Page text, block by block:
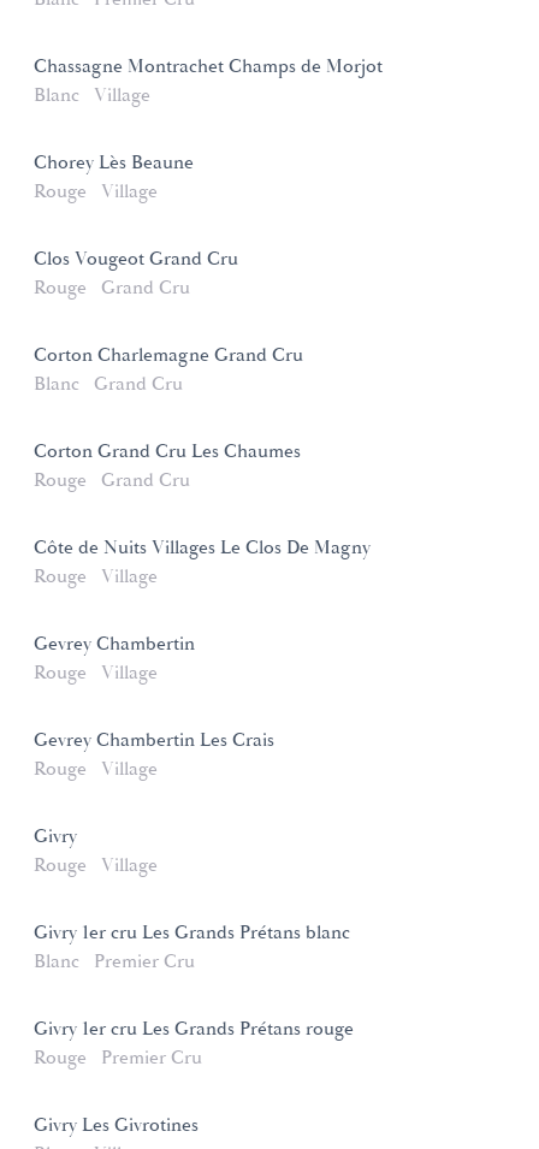
Chassagne Montrachet Champs de Morjot
Blanc
Village
Chorey Lès Beaune
Rouge
Village
Clos Vougeot Grand Cru
Rouge
Grand Cru
Corton Charlemagne Grand Cru
Blanc
Grand Cru
Corton Grand Cru Les Chaumes
Rouge
Grand Cru
Côte de Nuits Villages Le Clos De Magny
Rouge
Village
Gevrey Chambertin
Rouge
Village
Gevrey Chambertin Les Crais
Rouge
Village
Givry
Rouge
Village
Givry 1er cru Les Grands Prétans blanc
Blanc
Premier Cru
Givry 1er cru Les Grands Prétans rouge
Rouge
Premier Cru
Givry Les Givrotines